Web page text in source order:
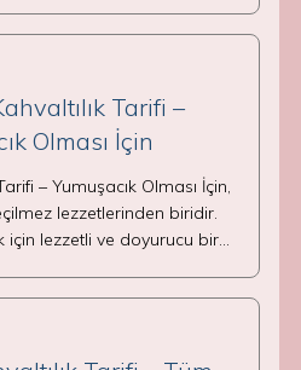
Tarifi –
Olması İçin
– Yumuşacık Olması İçin,
lezzetlerinden biridir.
için lezzetli ve doyurucu bir…